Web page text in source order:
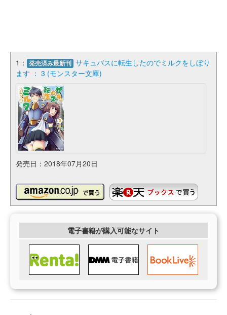
1： 発売済み最新刊 サキュバスに転生したのでミルクをしぼり
ます ： 3 (モンスター文庫)
発売日：2018年07月20日
電子書籍が購入可能なサイト